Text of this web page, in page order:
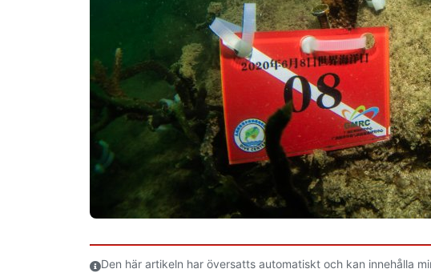
Den här artikeln har översatts automatiskt och kan innehålla